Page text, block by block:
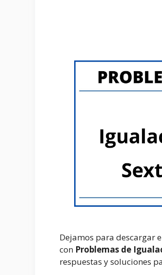
Dejamos para descargar
con Problemas de
respuestas y soluciones